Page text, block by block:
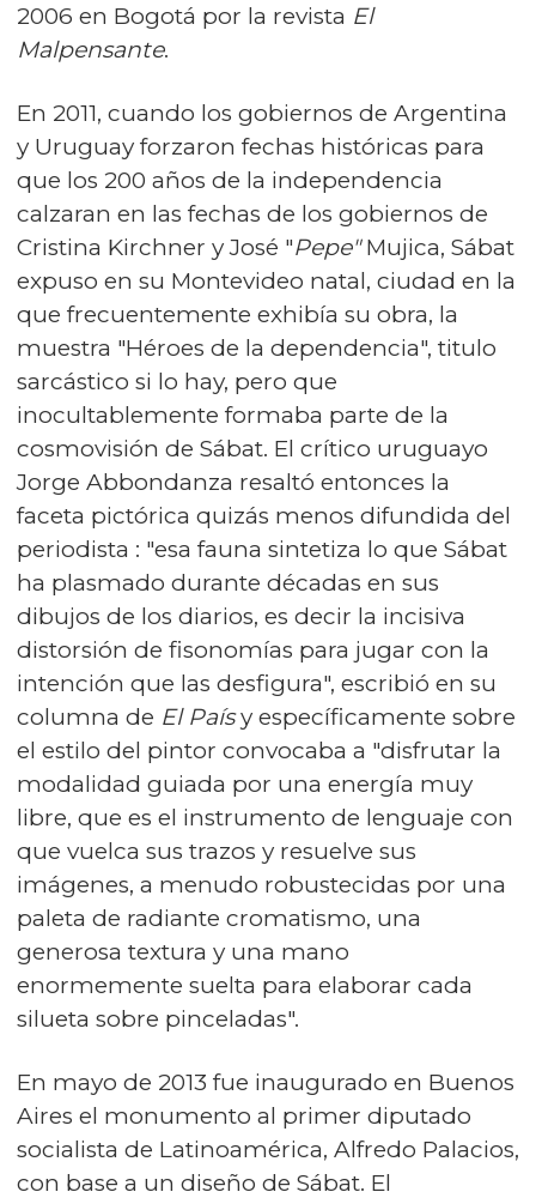
2006 en Bogotá por la revista El
Malpensante.
En 2011, cuando los gobiernos de Argentina
y Uruguay forzaron fechas históricas para
que los 200 años de la independencia
calzaran en las fechas de los gobiernos de
Cristina Kirchner y José "Pepe"Mujica, Sábat
expuso en su Montevideo natal, ciudad en la
que frecuentemente exhibía su obra, la
muestra "Héroes de la dependencia", titulo
sarcástico si lo hay, pero que
inocultablemente formaba parte de la
cosmovisión de Sábat. El crítico uruguayo
Jorge Abbondanza resaltó entonces la
faceta pictórica quizás menos difundida del
periodista : "esa fauna sintetiza lo que Sábat
ha plasmado durante décadas en sus
dibujos de los diarios, es decir la incisiva
distorsión de fisonomías para jugar con la
intención que las desfigura", escribió en su
columna de El Paísy específicamente sobre
el estilo del pintor convocaba a "disfrutar la
modalidad guiada por una energía muy
libre, que es el instrumento de lenguaje con
que vuelca sus trazos y resuelve sus
imágenes, a menudo robustecidas por una
paleta de radiante cromatismo, una
generosa textura y una mano
enormemente suelta para elaborar cada
silueta sobre pinceladas".
En mayo de 2013 fue inaugurado en Buenos
Aires el monumento al primer diputado
socialista de Latinoamérica, Alfredo Palacios,
con base a un diseño de Sábat. El